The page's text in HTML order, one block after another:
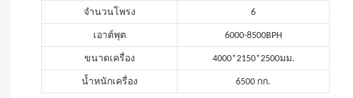
จำนวนโพรง 6
เอาต์พุต 6000-8500BPH
ขนาดเครื่อง 4000*2150*2500มม.
น้ำหนักเครื่อง 6500 กก.